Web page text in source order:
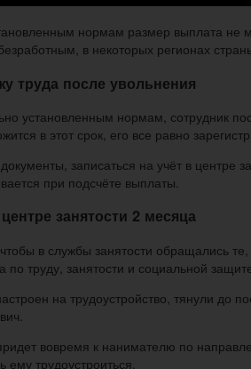
нормам размер выплата
в некоторых регионах
труда после увольнения
установленным нормам, сотрудник
в этот срок, его все равно
записаться на учёт в
при подсчёте выплаты.
занятости 2 месяца
в службы занятости обращались те,
по труду, занятости и социальной
на трудоустройство, тянули до
вовремя к нанимателю по
ему трудоустроиться.